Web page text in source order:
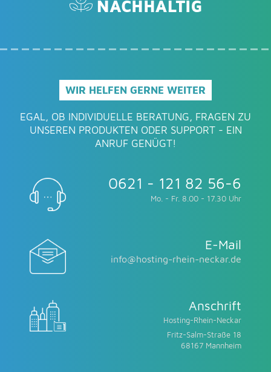
WIR HELFEN GERNE WEITER
EGAL, OB INDIVIDUELLE BERATUNG, FRAGEN ZU
UNSEREN PRODUKTEN ODER SUPPORT - EIN
ANRUF GENÜGT!
0621 - 121 82 56-6
Mo. - Fr. 8.00 - 17.30 Uhr
E-Mail
info@hosting-rhein-neckar.de
Anschrift
Hosting-Rhein-Neckar
Fritz-Salm-Straße 18
68167 Mannheim